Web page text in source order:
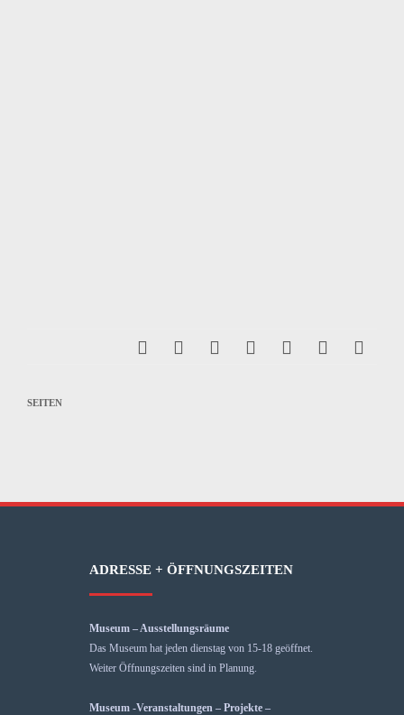
SEITEN
ADRESSE + ÖFFNUNGSZEITEN
Museum – Ausstellungsräume
Das Museum hat jeden dienstag von 15-18 geöffnet.
Weiter Öffnungszeiten sind in Planung.
Museum -Veranstaltungen – Projekte –